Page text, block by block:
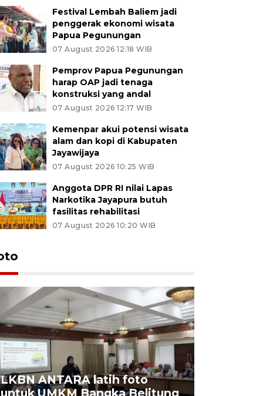
Festival Lembah Baliem jadi
penggerak ekonomi wisata
Papua Pegunungan
07 August 2026 12:18 WIB
Pemprov Papua Pegunungan
harap OAP jadi tenaga
konstruksi yang andal
07 August 2026 12:17 WIB
Kemenpar akui potensi wisata
alam dan kopi di Kabupaten
Jayawijaya
07 August 2026 10:25 WIB
Anggota DPR RI nilai Lapas
Narkotika Jayapura butuh
fasilitas rehabilitasi
07 August 2026 10:20 WIB
LKBN ANTARA latih foto